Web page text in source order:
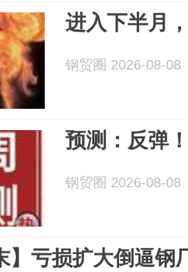
进入下半月
钢贸圈 2026-08-08
预测：反弹
钢贸圈 2026-08-08
】亏损扩大倒逼钢